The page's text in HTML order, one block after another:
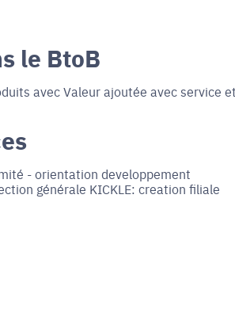
le BtoB
avec Valeur ajoutée avec service
- orientation developpement
générale KICKLE: creation filiale